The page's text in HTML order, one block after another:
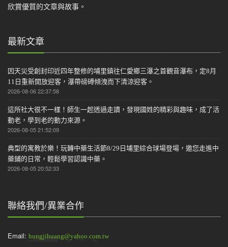
欣賞優質的文章與故事。
最新文章
因天災受創封印近四年整修的埔里鎮往仁愛鄉三瀑之首觀音瀑布，定8月
11日重新開放迎客，瀑帶磅磗傾洩而下清涼迎客。
2026-08-06 22:37:58
這所社大很不一樣！師生一起透過走讀，發現國姓的精彩與趣味，成了活
動老，學到老的動力來源。
2026-08-05 21:52:09
典型的寓教於樂！玩轉中藥生活節8/29日埔里綜合球場登場，邀您走進中
藥鋪的日常，輕鬆學習認識中藥。
2026-08-05 20:52:33
聯絡我們/異業合作
Email: hungjihuang@yahoo.com.tw